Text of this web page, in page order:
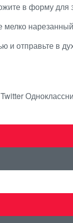
в форму для
мелко
и отправьте в
Twitter